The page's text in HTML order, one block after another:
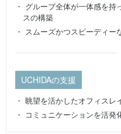
・ グループ全体が一体感を
スの構築
・ スムーズかつスピーディ
UCHIDAの支援
・ 眺望を活かしたオフィスレ
・ コミュニケーションを活